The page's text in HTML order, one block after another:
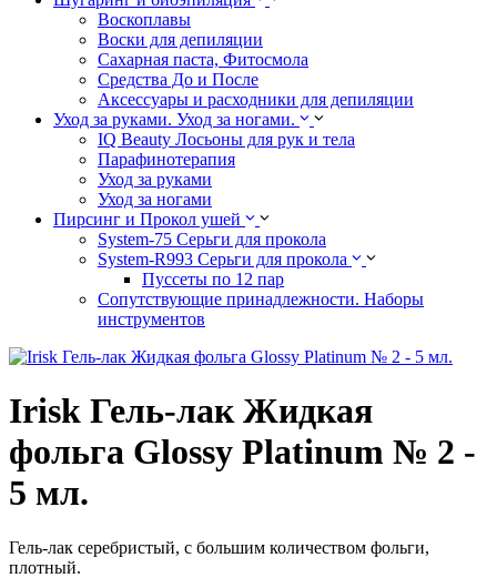
Воскоплавы
Воски для депиляции
Сахарная паста, Фитосмола
Средства До и После
Аксессуары и расходники для депиляции
Уход за руками. Уход за ногами.
IQ Beauty Лосьоны для рук и тела
Парафинотерапия
Уход за руками
Уход за ногами
Пирсинг и Прокол ушей
System-75 Серьги для прокола
System-R993 Серьги для прокола
Пуссеты по 12 пар
Cопутствующие принадлежности. Наборы
инструментов
Irisk Гель-лак Жидкая
фольга Glossy Platinum № 2 -
5 мл.
Гель-лак серебристый, с большим количеством фольги,
плотный.